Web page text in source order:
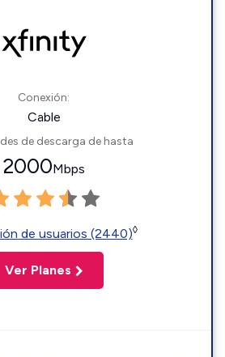
Conexión:
Cable
de descarga de hasta
2000Mbps
de usuarios (2440)◊
Ver Planes